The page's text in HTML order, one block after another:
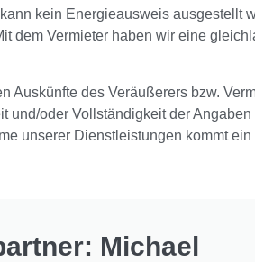
kein Energieausweis ausgestellt
dem Vermieter haben wir eine
Auskünfte des Veräußerers bzw.
und/oder Vollständigkeit der
unserer Dienstleistungen kommt
Michael